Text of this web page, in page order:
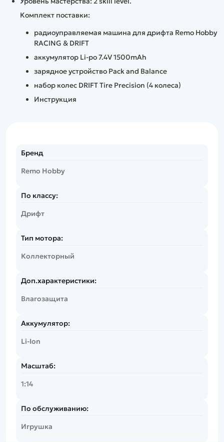
Комплект поставки:
радиоуправляемая машина для дрифта Remo Hobby
RACING & DRIFT
аккумулятор Li-po 7.4V 1500mAh
зарядное устройство Pack and Balance
набор колес DRIFT Tire Precision (4 колеса)
Инструкция
Бренд
Remo Hobby
По классу:
Дрифт
Тип мотора:
Коллекторный
Доп.характеристики:
Влагозащита
Аккумулятор:
Li-Ion
Масштаб:
1:14
По обслуживанию:
Игрушка